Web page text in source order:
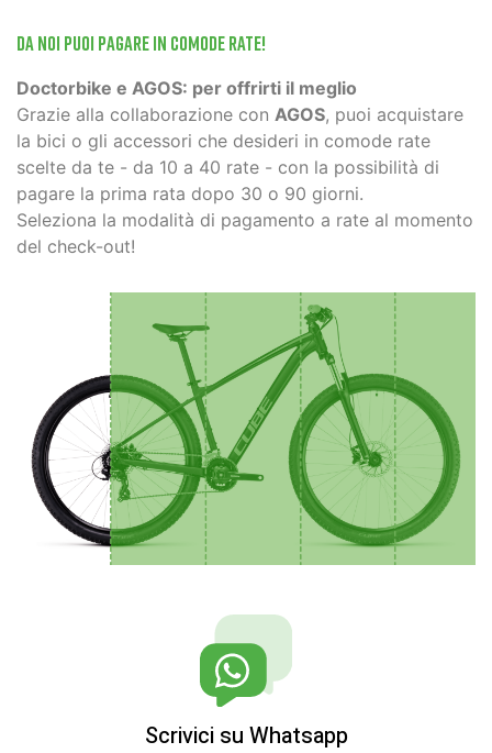
Da noi puoi pagare in comode rate!
Doctorbike e AGOS: per offrirti il meglio
Grazie alla collaborazione con AGOS, puoi acquistare
la bici o gli accessori che desideri in comode rate
scelte da te - da 10 a 40 rate - con la possibilità di
pagare la prima rata dopo 30 o 90 giorni.
Seleziona la modalità di pagamento a rate al momento
del check-out!
Scrivici su Whatsapp